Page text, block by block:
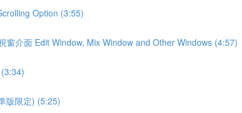
Option (3:55)
窗介面 Edit Window, Mix Window and Other Windows (4:57)
版限定) (5:25)